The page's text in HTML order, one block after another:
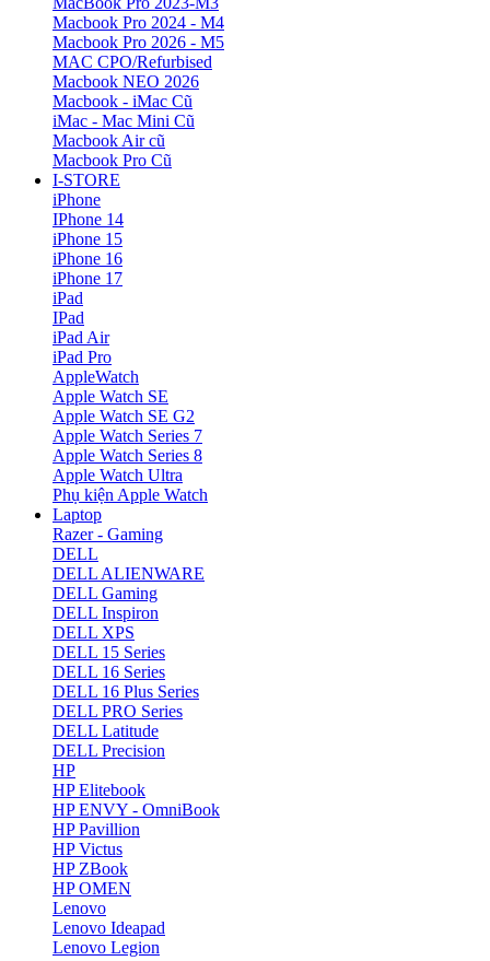
Macbook Pro 2024 - M4
Macbook Pro 2026 - M5
MAC CPO/Refurbised
Macbook NEO 2026
Macbook - iMac Cũ
iMac - Mac Mini Cũ
Macbook Air cũ
Macbook Pro Cũ
I-STORE
iPhone
IPhone 14
iPhone 15
iPhone 16
iPhone 17
iPad
IPad
iPad Air
iPad Pro
AppleWatch
Apple Watch SE
Apple Watch SE G2
Apple Watch Series 7
Apple Watch Series 8
Apple Watch Ultra
Phụ kiện Apple Watch
Laptop
Razer - Gaming
DELL
DELL ALIENWARE
DELL Gaming
DELL Inspiron
DELL XPS
DELL 15 Series
DELL 16 Series
DELL 16 Plus Series
DELL PRO Series
DELL Latitude
DELL Precision
HP
HP Elitebook
HP ENVY - OmniBook
HP Pavillion
HP Victus
HP ZBook
HP OMEN
Lenovo
Lenovo Ideapad
Lenovo Legion